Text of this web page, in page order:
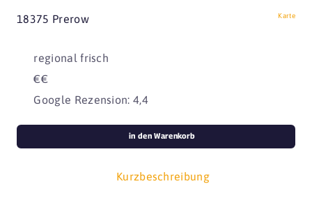
18375 Prerow Karte
regional frisch
€€
Google Rezension: 4,4
Kurzbeschreibung
in den Warenkorb